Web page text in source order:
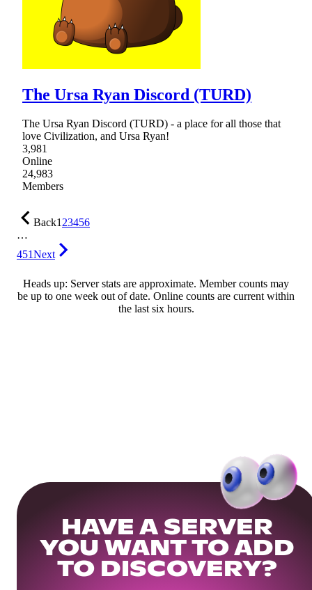
The Ursa Ryan Discord (TURD)
The Ursa Ryan Discord (TURD) - a place for all those that
love Civilization, and Ursa Ryan!
3,981
Online
24,983
Members
Back123456
…
451Next
Heads up: Server stats are approximate. Member counts may
be up to one week out of date. Online counts are current within
the last six hours.
HAVE A SERVER
YOU WANT TO ADD
TO DISCOVERY?